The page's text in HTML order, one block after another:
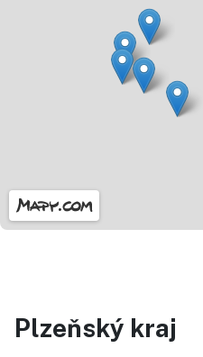
Plzeňský kraj